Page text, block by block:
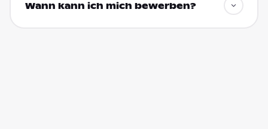
Wann kann ich mich bewerben?